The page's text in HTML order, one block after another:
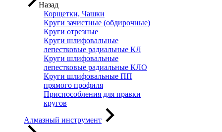
Назад
Корщетки, Чашки
Круги зачистные (обдирочные)
Круги отрезные
Круги шлифовальные
лепестковые радиальные КЛ
Круги шлифовальные
лепестковые радиальные КЛО
Круги шлифовальные ПП
прямого профиля
Приспособления для правки
кругов
Алмазный инструмент